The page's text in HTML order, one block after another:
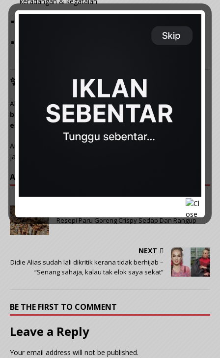
Ramai pengguna kongsi pengalaman positif – kulit pulih
✨ Kesimpulan
Air rendaman daun semambu ialahpetua tradisional
berkesan
untuk membantulegakan gatal, kurangkan
ekzema dan lindungi kulit dari jangkitan bakteria
Amalkan secara konsisten bersama penjagaan kulit semula
jadi agar kulit kekal sihat, lembap dan bebas gatal. 🌿
ARTIKAL POPULAR :
Resepi Paru Goreng Crispy Sedap Dan Rangup
NEXT
Didie Alias sudah lali dikritik kerana tidak berhijab –
“Senang sahaja, kalau tak elok saya sekat”
BE THE FIRST TO COMMENT
Leave a Reply
Your email address will not be published.